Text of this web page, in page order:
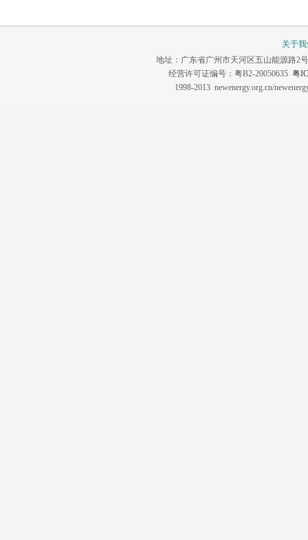
关于
地址：广东省广州市天河区五山能源路2
经营许可证编号：粤B2-20050635 粤
1998-2013 newenergy.org.cn/